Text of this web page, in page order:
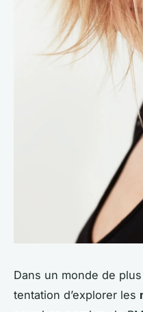
Dans un monde de
tentation d’explorer les